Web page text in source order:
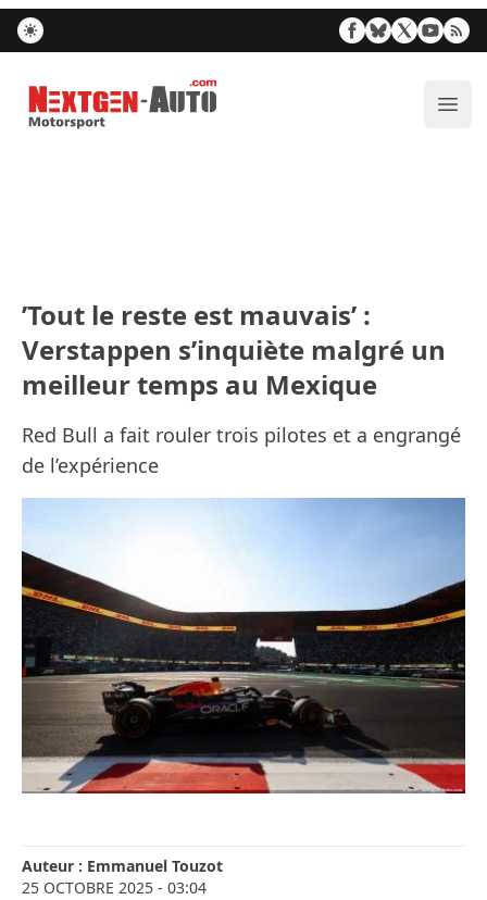
Nextgen-Auto.com
’Tout le reste est mauvais’ :
Verstappen s’inquiète malgré un
meilleur temps au Mexique
Red Bull a fait rouler trois pilotes et a engrangé
de l’expérience
Auteur : Emmanuel Touzot
25 OCTOBRE 2025 - 03:04